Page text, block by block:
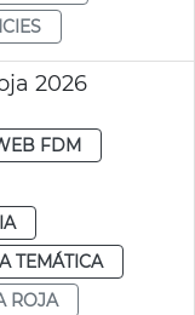
2026
FDM
TEMÁTICA
ROJA